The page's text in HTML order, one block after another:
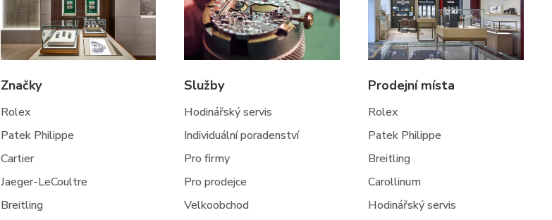
Značky
Rolex
Patek Philippe
Cartier
Jaeger-LeCoultre
Breitling
Služby
Hodinářský servis
Individuální poradenství
Pro firmy
Pro prodejce
Velkoobchod
Prodejní místa
Rolex
Patek Philippe
Breitling
Carollinum
Hodinářský servis